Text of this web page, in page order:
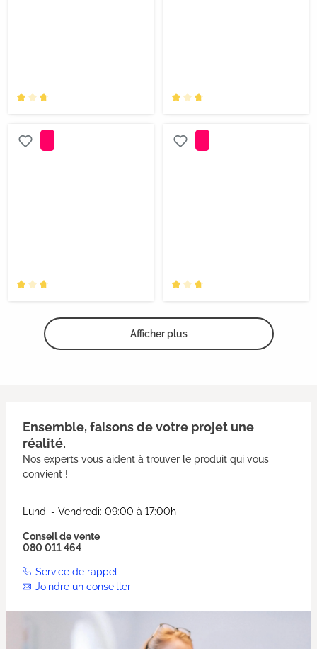
Afficher plus
Ensemble, faisons de votre projet une
réalité.
Nos experts vous aident à trouver le produit qui vous
convient !
Lundi - Vendredi: 09:00 à 17:00h
Conseil de vente
080 011 464
Service de rappel
Joindre un conseiller